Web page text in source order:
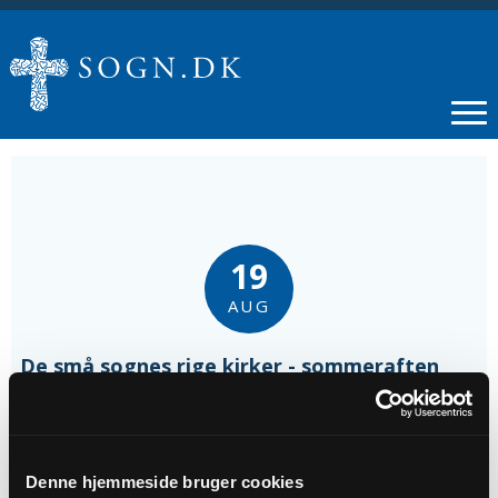
Denne hjemmeside bruger cookies
19
AUG
De små sognes rige kirker - sommeraften
med besøg af biskop Elof Westergaard
kl. 19:00 - 20:30